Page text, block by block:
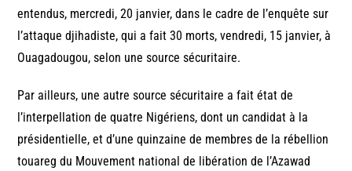
entendus, mercredi, 20 janvier, dans le cadre de l’enquête sur
l’attaque djihadiste, qui a fait 30 morts, vendredi, 15 janvier, à
Ouagadougou, selon une source sécuritaire.
Par ailleurs, une autre source sécuritaire a fait état de
l’interpellation de quatre Nigériens, dont un candidat à la
présidentielle, et d’une quinzaine de membres de la rébellion
touareg du Mouvement national de libération de l’Azawad